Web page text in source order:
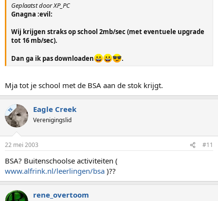
Geplaatst door XP_PC
Gnagna :evil:
Wij krijgen straks op school 2mb/sec (met eventuele upgrade
tot 16 mb/sec).
Dan ga ik pas downloaden .
Mja tot je school met de BSA aan de stok krijgt.
TS Eagle Creek
Verenigingslid
22 mei 2003 #11
BSA? Buitenschoolse activiteiten (
www.alfrink.nl/leerlingen/bsa )??
rene_overtoom